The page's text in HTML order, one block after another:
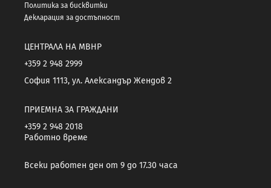
Политика за бисквитки
Декларация за достъпност
ЦЕНТРАЛА НА МВНР
+359 2 948 2999
София 1113, ул. Александър Жендов 2
ПРИЕМНА ЗА ГРАЖДАНИ
+359 2 948 2018
Работно време
Всеки работен ден от 9 до 17.30 часа